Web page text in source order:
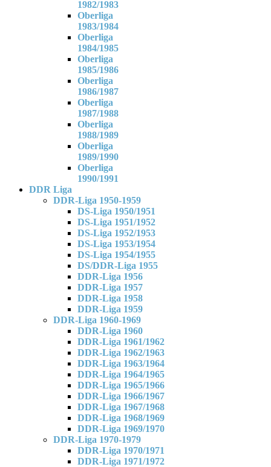
1982/1983
Oberliga
1983/1984
Oberliga
1984/1985
Oberliga
1985/1986
Oberliga
1986/1987
Oberliga
1987/1988
Oberliga
1988/1989
Oberliga
1989/1990
Oberliga
1990/1991
DDR Liga
DDR-Liga 1950-1959
DS-Liga 1950/1951
DS-Liga 1951/1952
DS-Liga 1952/1953
DS-Liga 1953/1954
DS-Liga 1954/1955
DS/DDR-Liga 1955
DDR-Liga 1956
DDR-Liga 1957
DDR-Liga 1958
DDR-Liga 1959
DDR-Liga 1960-1969
DDR-Liga 1960
DDR-Liga 1961/1962
DDR-Liga 1962/1963
DDR-Liga 1963/1964
DDR-Liga 1964/1965
DDR-Liga 1965/1966
DDR-Liga 1966/1967
DDR-Liga 1967/1968
DDR-Liga 1968/1969
DDR-Liga 1969/1970
DDR-Liga 1970-1979
DDR-Liga 1970/1971
DDR-Liga 1971/1972